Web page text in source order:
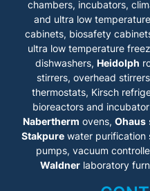
chambers, incubators,
and ultra low
cabinets, biosafety
ultra low temperature
dishwashers, Heidolph
stirrers, overhead
thermostats, Kirsch
bioreactors and
Nabertherm ovens, Ohaus
Stakpure water purification
pumps, vacuum
Waldnerlaboratory